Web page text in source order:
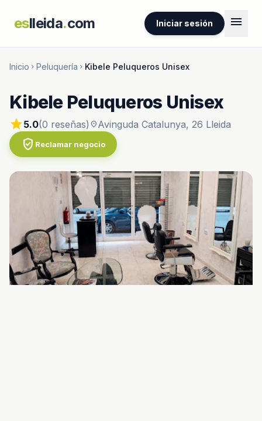
eslleida.com Iniciar sesión menu
Inicio chevron_right Peluquería chevron_right Kibele Peluqueros Unisex
Kibele Peluqueros Unisex
star5.0(0 reseñas) location_onAvinguda Catalunya, 26 Lleida
verified_user Reclamar negocio